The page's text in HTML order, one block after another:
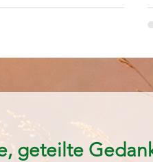
geteilte